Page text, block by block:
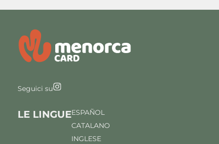
Seguici su
LE LINGUEESPAÑOL
CATALANO
INGLESE